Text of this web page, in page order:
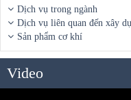
Dịch vụ trong ngành
Dịch vụ liên quan đến xây
Sản phẩm cơ khí
Video